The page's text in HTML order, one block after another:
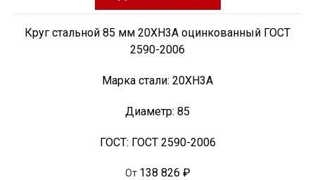
Круг стальной 85 мм 20ХН3А оцинкованный ГОСТ
2590-2006
Марка стали: 20ХН3А
Диаметр: 85
ГОСТ: ГОСТ 2590-2006
От 138 826 ₽